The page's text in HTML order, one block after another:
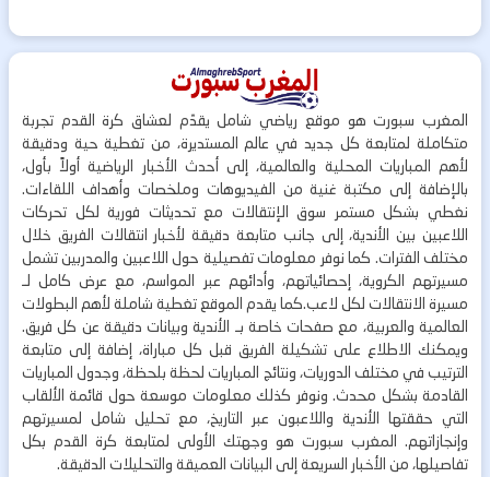
المغرب سبورت هو موقع رياضي شامل يقدّم لعشاق كرة القدم تجربة
متكاملة لمتابعة كل جديد في عالم المستديرة، من تغطية حية ودقيقة
لأهم المباريات المحلية والعالمية، إلى أحدث الأخبار الرياضية أولاً بأول،
بالإضافة إلى مكتبة غنية من الفيديوهات وملخصات وأهداف اللقاءات.
نغطي بشكل مستمر سوق الإنتقالات مع تحديثات فورية لكل تحركات
اللاعبين بين الأندية، إلى جانب متابعة دقيقة لأخبار انتقالات الفريق خلال
مختلف الفترات. كما نوفر معلومات تفصيلية حول اللاعبين والمدربين تشمل
مسيرتهم الكروية، إحصائياتهم، وأدائهم عبر المواسم، مع عرض كامل لـ
مسيرة الانتقالات لكل لاعب.كما يقدم الموقع تغطية شاملة لأهم البطولات
العالمية والعربية، مع صفحات خاصة بـ الأندية وبيانات دقيقة عن كل فريق.
ويمكنك الاطلاع على تشكيلة الفريق قبل كل مباراة، إضافة إلى متابعة
الترتيب في مختلف الدوريات، ونتائج المباريات لحظة بلحظة، وجدول المباريات
القادمة بشكل محدث. ونوفر كذلك معلومات موسعة حول قائمة الألقاب
التي حققتها الأندية واللاعبون عبر التاريخ، مع تحليل شامل لمسيرتهم
وإنجازاتهم. المغرب سبورت هو وجهتك الأولى لمتابعة كرة القدم بكل
تفاصيلها، من الأخبار السريعة إلى البيانات العميقة والتحليلات الدقيقة.